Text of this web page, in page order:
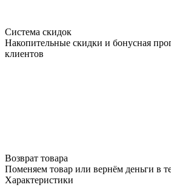
Система скидок
Накопительные скидки и бонусная
клиентов
Возврат товара
Поменяем товар или вернём деньги в
Характеристики